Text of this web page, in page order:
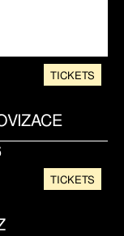
TICKETS
TICKETS